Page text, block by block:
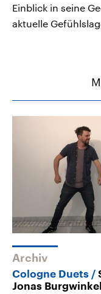
Einblick in seine
aktuelle
Archiv
Cologne Duets
Jonas Burgwinkel